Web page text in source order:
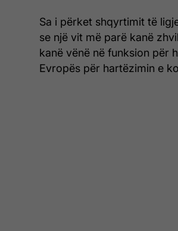
Sa i përket shqyrtimit të
se një vit më parë kanë
kanë vënë në funksion për
Evropës për hartëzimin e